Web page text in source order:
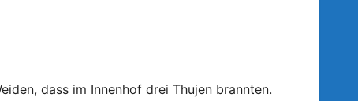
dass im Innenhof drei Thujen brannten.